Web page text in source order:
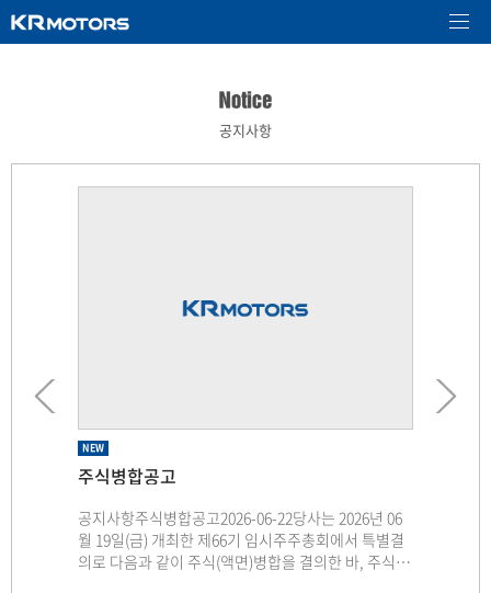
공지사항
NEW
소규모합병을 위한 기준일 지정 공고
케이알모터스 주식회사(“회사”)
는 2026년7월 27일 개최된 이사회에서 주식회사 다이
NEW
주식병합공고
공지사항주식병합공고2026-06-22당사는 2026년 06
월 19일(금) 개최한 제66기 임시주주총회에서 특별결
의로 다음과 같이 주식(액면)병합을 결의한 바, 주식∙
NEW
제 66기 임시주주총회 소집공고
주주총회 소집공고
(제66기 임시주주총회)주주님의 건승과 댁내의
평안을 기원합니다.우리회사 정관 제19조에 의하여 제
NEW
제 66기 임시주주총회 기준일 공고
임시주주총회 소집공고(임시주주총회)주주님의 건승
과 댁내의 평안을 기원합니다.정관 제14조에 의하여
임시주주총회를 다음과 같이 개최하오니 참석하여 주
NEW
제 65기 주주총회 소집공고
주주총회 소집공고(제65기 정기주주총회)주주님의 건
승과 댁내의 평안을 기원합니다.우리회사 정관 제19조
에 의하여 제65기 정기주주총회를 다음과 같이 개최하